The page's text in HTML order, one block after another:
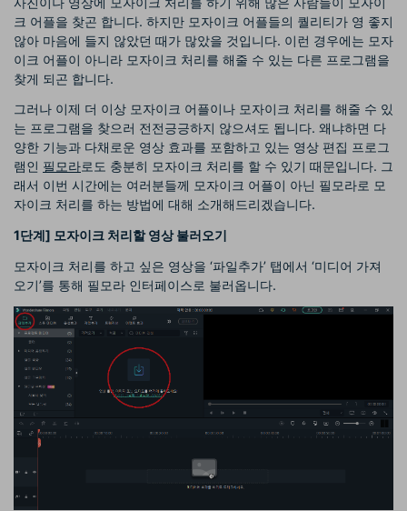
크 어플을 찾곤 합니다. 하지만 모자이크 어플들의 퀄리티가 영 좋지
않아 마음에 들지 않았던 때가 많았을 것입니다. 이런 경우에는 모자
이크 어플이 아니라 모자이크 처리를 해줄 수 있는 다른 프로그램을
찾게 되곤 합니다.
그러나 이제 더 이상 모자이크 어플이나 모자이크 처리를 해줄 수 있
는 프로그램을 찾으러 전전긍긍하지 않으셔도 됩니다. 왜냐하면 다
양한 기능과 다채로운 영상 효과를 포함하고 있는 영상 편집 프로그
램인 필모라로도 충분히 모자이크 처리를 할 수 있기 때문입니다. 그
래서 이번 시간에는 여러분들께 모자이크 어플이 아닌 필모라로 모
자이크 처리를 하는 방법에 대해 소개해드리겠습니다.
1단계] 모자이크 처리할 영상 불러오기
모자이크 처리를 하고 싶은 영상을 ‘파일추가’ 탭에서 ‘미디어 가져
오기’를 통해 필모라 인터페이스로 불러옵니다.